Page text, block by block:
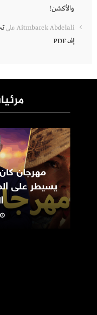
والأكشن!
Aitmbarek Abdelali على
إف PDF
يسيطر على